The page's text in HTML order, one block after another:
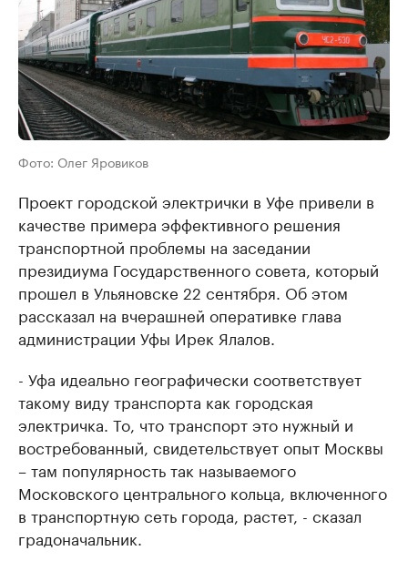
Фото: Олег Яровиков
Проект городской электрички в Уфе привели в
качестве примера эффективного решения
транспортной проблемы на заседании
президиума Государственного совета, который
прошел в Ульяновске 22 сентября. Об этом
рассказал на вчерашней оперативке глава
администрации Уфы Ирек Ялалов.
- Уфа идеально географически соответствует
такому виду транспорта как городская
электричка. То, что транспорт это нужный и
востребованный, свидетельствует опыт Москвы
– там популярность так называемого
Московского центрального кольца, включенного
в транспортную сеть города, растет, - сказал
градоначальник.